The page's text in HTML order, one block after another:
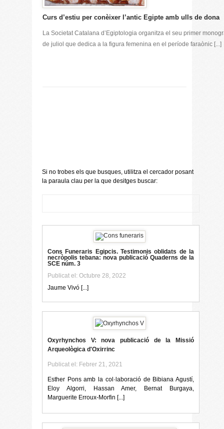
Curs d’estiu per conèixer l’antic Egipte amb ulls de dona
La Societat Catalana d’Egiptologia organitza el seu primer
de juliol que dedica a la figura femenina en el període faraònic [...]
Si no trobes els que busques, utilitza el cercador posant
la paraula clau per la que desitges buscar:
Cons Funeraris Egipcis. Testimonis oblidats de la
necròpolis tebana: nova publicació Quaderns de la
SCE núm. 3
Publicat el: Octubre 28, 2022
Jaume Vivó [...]
Oxyrhynchos V: nova publicació de la Missió
Arqueològica d'Oxirrinc
Publicat el: Febrer 21, 2021
Esther Pons amb la col·laboració de Bibiana Agustí,
Eloy Algorri, Hassan Amer, Bernat Burgaya,
Marguerite Erroux-Morfin [...]